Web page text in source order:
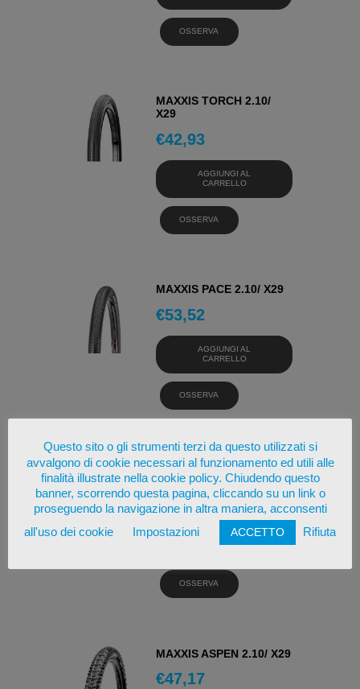
OSSERVA
MAXXIS TORCH 2.10/
X29
€42,93
AGGIUNGI AL
CARRELLO
OSSERVA
MAXXIS PACE 2.10/ X29
€53,52
AGGIUNGI AL
CARRELLO
OSSERVA
MAXXIS CROSSMARK
2.10/ X29
€47,17
AGGIUNGI AL
CARRELLO
OSSERVA
MAXXIS ASPEN 2.10/ X29
€47,17
Questo sito o gli strumenti terzi da questo utilizzati si
avvalgono di cookie necessari al funzionamento ed utili alle
finalità illustrate nella cookie policy. Chiudendo questo
banner, scorrendo questa pagina, cliccando su un link o
proseguendo la navigazione in altra maniera, acconsenti
all'uso dei cookie
Impostazioni ACCETTO Rifiuta